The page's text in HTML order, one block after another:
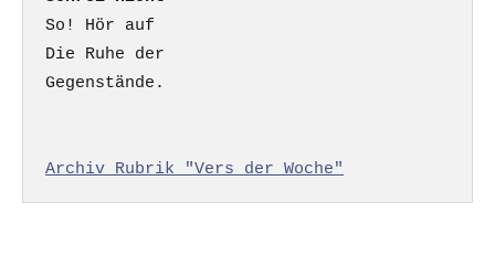
So! Hör auf
Die Ruhe der
Gegenstände.
Archiv Rubrik "Vers der Woche"